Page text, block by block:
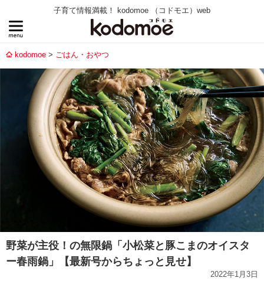
子育て情報満載！ kodomoe （コドモエ）web
kodomoe ごはん・おやつ
野菜が主役！の無限鍋「小松菜と豚こまのオイスタ
ー春雨鍋」【最新号からちょっと見せ】
2022年1月3日